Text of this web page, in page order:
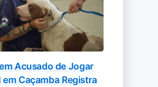
Acusado de Jogar
em Caçamba Registra